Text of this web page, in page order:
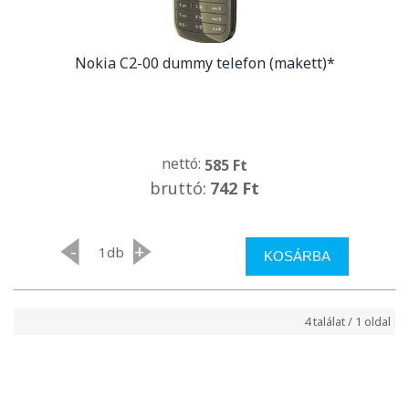
Nokia C2-00 dummy telefon (makett)*
nettó: 585 Ft
bruttó: 742 Ft
- db + KOSÁRBA
4 találat / 1 oldal